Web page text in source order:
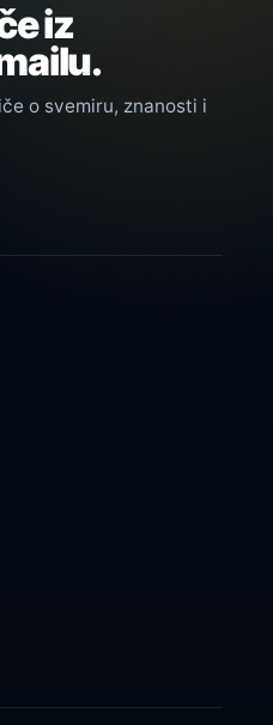
iz
o svemiru, znanosti i